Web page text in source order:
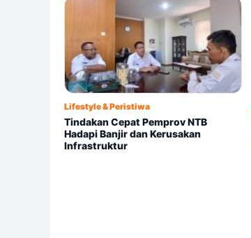
Lifestyle & Peristiwa
Tindakan Cepat Pemprov NTB
Hadapi Banjir dan Kerusakan
Infrastruktur